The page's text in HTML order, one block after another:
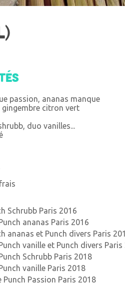
passion, ananas manque
gingembre citron vert
duo vanilles...
Schrubb Paris 2016
ananas Paris 2016
ananas et Punch divers Paris
vanille et Punch divers Paris
Schrubb Paris 2018
vanille Paris 2018
Passion Paris 2018